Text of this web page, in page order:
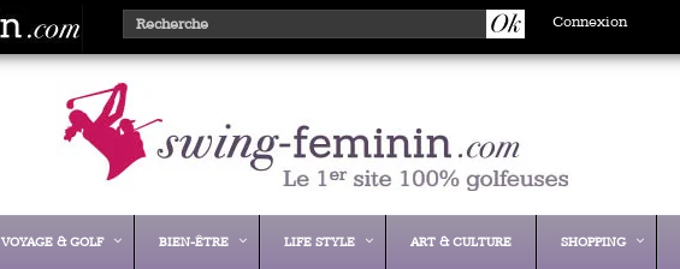
Connexion
VOYAGE & GOLF BIEN-ÊTRE LIFE STYLE ART & CULTURE SHOPPING